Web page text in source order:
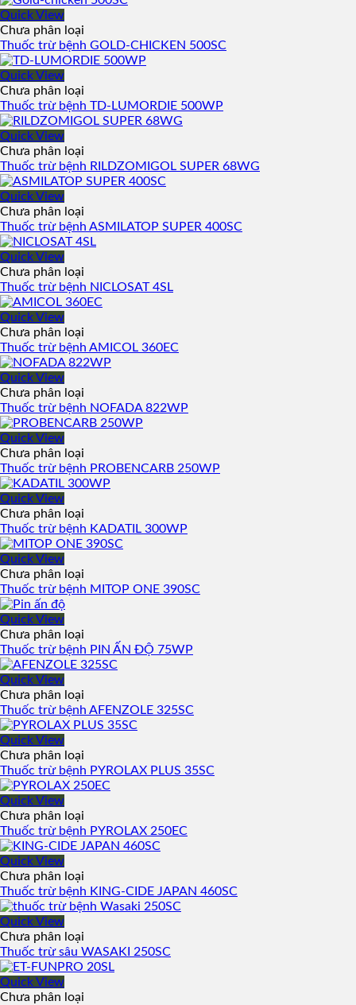
Quick View
Chưa phân loại
Thuốc trừ bệnh GOLD-CHICKEN 500SC
Quick View
Chưa phân loại
Thuốc trừ bệnh TD-LUMORDIE 500WP
Quick View
Chưa phân loại
Thuốc trừ bệnh RILDZOMIGOL SUPER 68WG
Quick View
Chưa phân loại
Thuốc trừ bệnh ASMILATOP SUPER 400SC
Quick View
Chưa phân loại
Thuốc trừ bệnh NICLOSAT 4SL
Quick View
Chưa phân loại
Thuốc trừ bệnh AMICOL 360EC
Quick View
Chưa phân loại
Thuốc trừ bệnh NOFADA 822WP
Quick View
Chưa phân loại
Thuốc trừ bệnh PROBENCARB 250WP
Quick View
Chưa phân loại
Thuốc trừ bệnh KADATIL 300WP
Quick View
Chưa phân loại
Thuốc trừ bệnh MITOP ONE 390SC
Quick View
Chưa phân loại
Thuốc trừ bệnh PIN ẤN ĐỘ 75WP
Quick View
Chưa phân loại
Thuốc trừ bệnh AFENZOLE 325SC
Quick View
Chưa phân loại
Thuốc trừ bệnh PYROLAX PLUS 35SC
Quick View
Chưa phân loại
Thuốc trừ bệnh PYROLAX 250EC
Quick View
Chưa phân loại
Thuốc trừ bệnh KING-CIDE JAPAN 460SC
Quick View
Chưa phân loại
Thuốc trừ sâu WASAKI 250SC
Quick View
Chưa phân loại